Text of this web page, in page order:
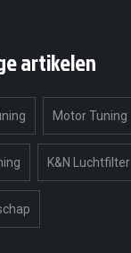
artikelen
Motor Tuning
K&N Luchtfilter